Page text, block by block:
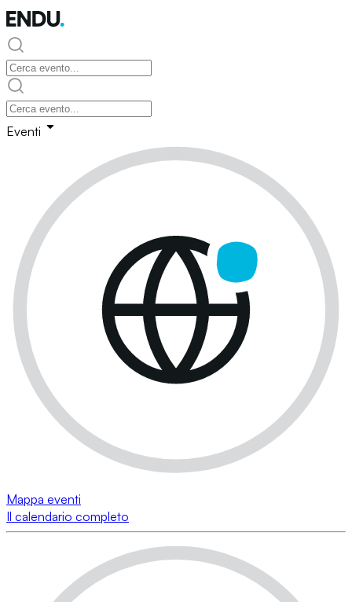
Eventi
Mappa eventi
Il calendario completo